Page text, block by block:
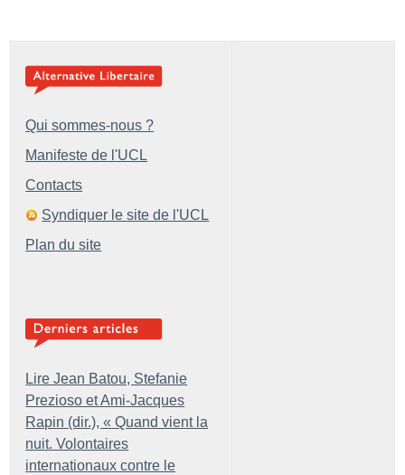
Qui sommes-nous ?
Manifeste de l'UCL
Contacts
Syndiquer le site de l'UCL
Plan du site
Lire Jean Batou, Stefanie
Prezioso et Ami-Jacques
Rapin (dir.), « Quand vient la
nuit. Volontaires
internationaux contre le